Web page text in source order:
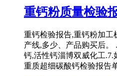
重钙粉质量检验
重钙检验报告,重钙粉加工
产线,多少、产品购买后。
钙,活性钙淄博双威化工.7.
重质超细碳酸钙检验报告